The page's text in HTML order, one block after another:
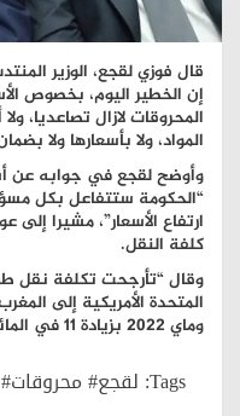
قال فوزي لقجع، الوزير
إن الخطير اليوم، بخصوص
المحروقات لازال تصاعديا،
المواد، ولا بأسعارها ولا
وأوضح لقجع في جوابه عن
“الحكومة ستتفاعل بكل
ارتفاع الأسعار”، مشيرا
كلفة النقل.
وقال “تأرجحت تكلفة نقل
وماي 2022 بزيادة 11 في المائة مقارنة مع العام الماضي”.
Tags: لقجع#